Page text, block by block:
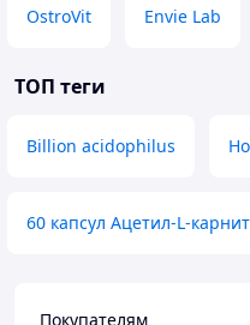
OstroVit Envie Lab
ТОП теги
Billion acidophilus
60 капсул Ацетил-L-
Покупателям